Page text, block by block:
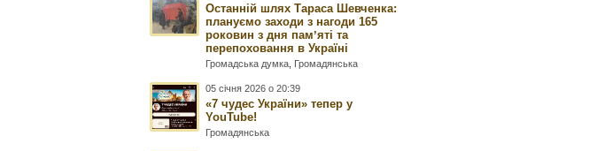
Останній шлях Тараса Шевченка:
плануємо заходи з нагоди 165
роковин з дня памʼяті та
перепоховання в Україні
Громадська думка Громадянська
05 січня 2026 о 20:39
«7 чудес України» тепер у
YouTube!
Громадянська